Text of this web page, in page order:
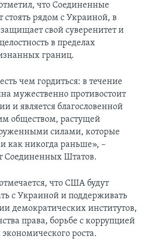
что Соединенные
стоять рядом с Украиной, в
свой суверенитет и
в пределах
границ.
чем гордиться: в течение
мужественно противостоит
и является благословенной
обществом, растущей
силами, которые
как никогда раньше», –
Соединенных Штатов.
что США будут
с Украиной и поддерживать
демократических институтов,
права, борьбе с коррупцией
роста.